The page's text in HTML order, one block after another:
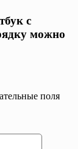
с
можно
поля